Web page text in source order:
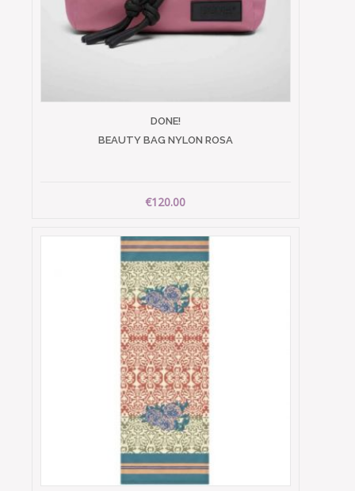
DONE!
BEAUTY BAG NYLON ROSA
€120.00